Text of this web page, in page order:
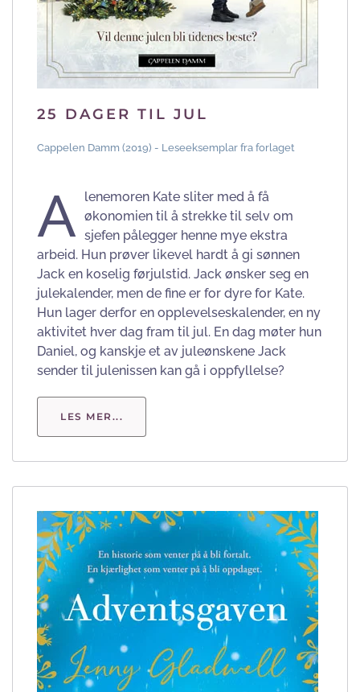
25 DAGER TIL JUL
Cappelen Damm (2019) - Leseeksemplar fra forlaget
A
lenemoren Kate sliter med å få
økonomien til å strekke til selv om
sjefen pålegger henne mye ekstra
arbeid. Hun prøver likevel hardt å gi sønnen
Jack en koselig førjulstid. Jack ønsker seg en
julekalender, men de fine er for dyre for Kate.
Hun lager derfor en opplevelseskalender, en ny
aktivitet hver dag fram til jul. En dag møter hun
Daniel, og kanskje et av juleønskene Jack
sender til julenissen kan gå i oppfyllelse?
LES MER...